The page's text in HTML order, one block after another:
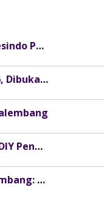
Lowongan Kerja Part Time Maintenance PT Prima Djaya Alkesindo Palembang 2026, Lulusan SMK Elektro Bisa Lamar
Lowongan Kerja IT Support The Arista Hotel Palembang 2026, Dibuka untuk Lulusan SMK dan Sederajat
Loker Musi Rawas Terbaru 2026 Lulusan SMA/SMK dan S1 MR.DIY Penempatan Ruko Muara Beliti Baru
Loker Palembang Terbaru Lulusan SMA/SMK Hiro Group Palembang: Walk In Interview April 2026